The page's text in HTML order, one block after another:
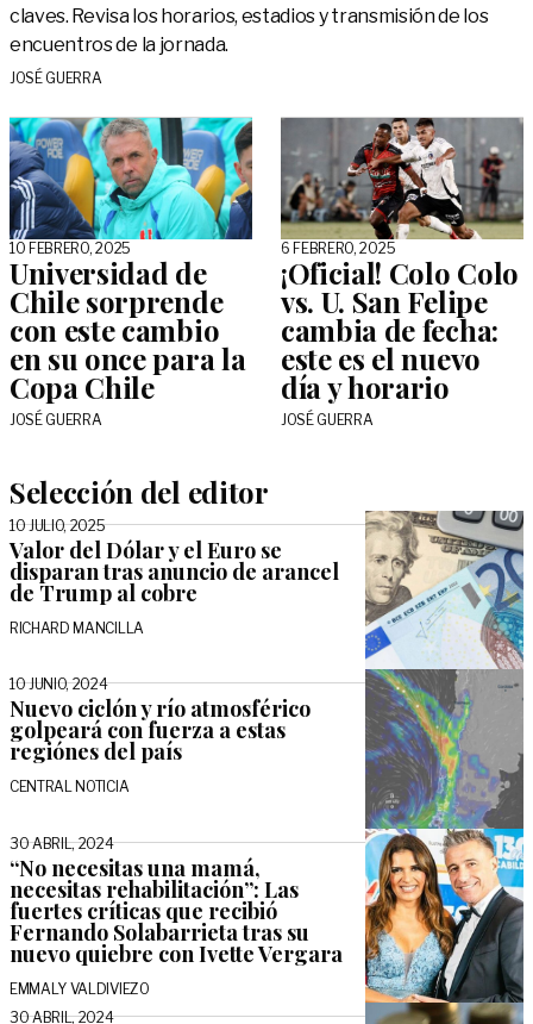
claves. Revisa los horarios, estadios y transmisión de los
encuentros de la jornada.
JOSÉ GUERRA
10 FEBRERO, 2025
Universidad de
Chile sorprende
con este cambio
en su once para la
Copa Chile
JOSÉ GUERRA
6 FEBRERO, 2025
¡Oficial! Colo Colo
vs. U. San Felipe
cambia de fecha:
este es el nuevo
día y horario
JOSÉ GUERRA
Selección del editor
10 JULIO, 2025
Valor del Dólar y el Euro se
disparan tras anuncio de arancel
de Trump al cobre
RICHARD MANCILLA
10 JUNIO, 2024
Nuevo ciclón y río atmosférico
golpeará con fuerza a estas
regiónes del país
CENTRAL NOTICIA
30 ABRIL, 2024
“No necesitas una mamá,
necesitas rehabilitación”: Las
fuertes críticas que recibió
Fernando Solabarrieta tras su
nuevo quiebre con Ivette Vergara
EMMALY VALDIVIEZO
30 ABRIL, 2024